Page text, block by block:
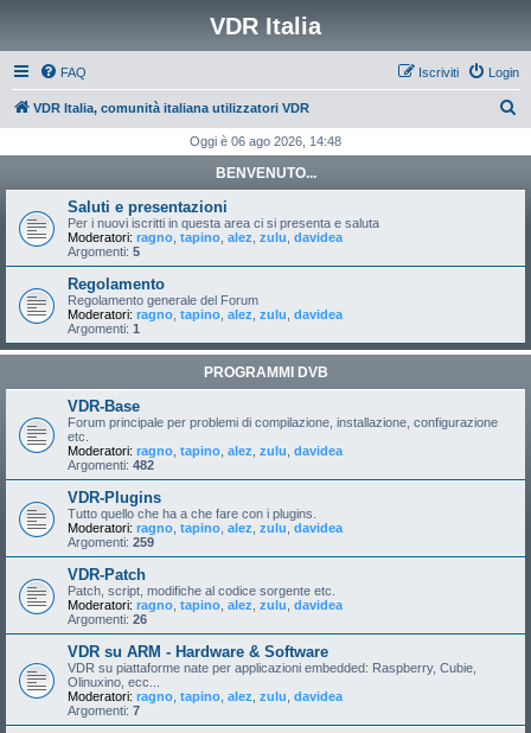
VDR Italia
FAQ Login
Iscriviti
VDR Italia, comunità italiana utilizzatori VDR
c
Oggi è 06 ago 2026, 14:48
BENVENUTO...
Saluti e presentazioni
Per i nuovi iscritti in questa area ci si presenta e saluta
Moderatori: ragno tapino alez zulu davidea
Argomenti: 5
Regolamento
Regolamento generale del Forum
Moderatori: ragno tapino alez zulu davidea
Argomenti: 1
PROGRAMMI DVB
VDR-Base
Forum principale per problemi di compilazione, installazione, configurazione
etc.
Moderatori: ragno tapino alez zulu davidea
Argomenti: 482
VDR-Plugins
Tutto quello che ha a che fare con i plugins.
Moderatori: ragno tapino alez zulu davidea
Argomenti: 259
VDR-Patch
Patch, script, modifiche al codice sorgente etc.
Moderatori: ragno tapino alez zulu davidea
Argomenti: 26
VDR su ARM - Hardware & Software
VDR su piattaforme nate per applicazioni embedded: Raspberry, Cubie,
Olinuxino, ecc...
Moderatori: ragno tapino alez zulu davidea
Argomenti: 7